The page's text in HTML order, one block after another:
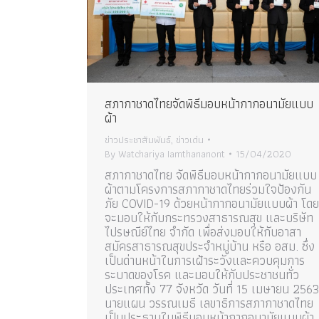
สภากาชาดไทยจัดพิธีมอบหน้ากากอนามัยแบบ
ผ้า
ข่าวประชาสัมพันธ์, ข่าวเด่น
By Watchariya Iamthananont 15/04/2020
สภากาชาดไทย จัดพิธีมอบหน้ากากอนามัยแบบ
ผ้าตามโครงการสภากาชาดไทยร่วมใจป้องกัน
ภัย COVID-19 ด้วยหน้ากากอนามัยแบบผ้า โดย
จะมอบให้กับกระทรวงสาธารณสุข และบริษัท
ไปรษณีย์ไทย จำกัด เพื่อส่งมอบให้กับอาสา
สมัครสาธารณสุขประจำหมู่บ้าน หรือ อสม. ซึ่ง
เป็นด่านหน้าในการเฝ้าระวังและควบคุมการ
ระบาดของโรค และมอบให้กับประชาชนทั่ว
ประเทศทั้ง 77 จังหวัด วันที่ 15 เมษายน 2563
นายแผน วรรณเมธี เลขาธิการสภากาชาดไทย